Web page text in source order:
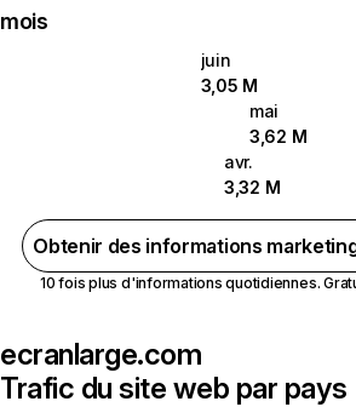
mois
juin
3,05 M
mai
3,62 M
avr.
3,32 M
Obtenir des informations
10 fois plus d'informations quotidiennes.
ecranlarge.com
Trafic du site web par pays